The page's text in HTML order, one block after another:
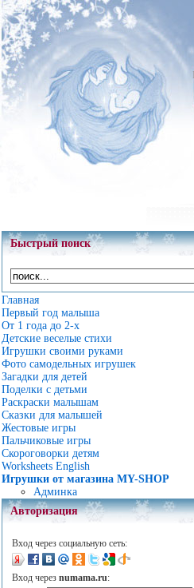
Быстрый поиск
Главная
Первый год малыша
От 1 года до 2-х
Детские веселые стихи
Игрушки своими руками
Фото самодельных игрушек
Загадки для детей
Поделки с детьми
Раскраски малышам
Сказки для малышей
Жестовые игры
Пальчиковые игры
Скороговорки детям
Worksheets English
Игрушки от магазина MY-SHOP
Админка
Авторизация
Вход через социальную сеть:
Вход через numama.ru: